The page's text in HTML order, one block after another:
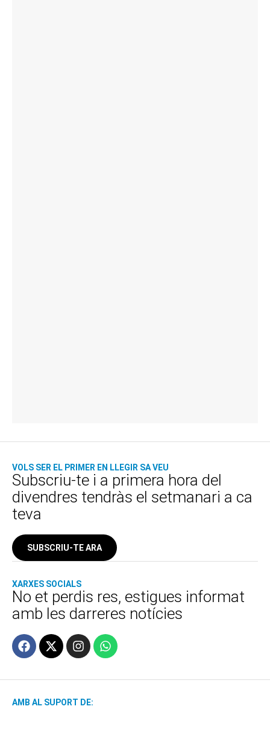
VOLS SER EL PRIMER EN LLEGIR SA VEU
Subscriu-te i a primera hora del
divendres tendràs el setmanari a ca
teva
SUBSCRIU-TE ARA
XARXES SOCIALS
No et perdis res, estigues informat
amb les darreres notícies
AMB AL SUPORT DE: